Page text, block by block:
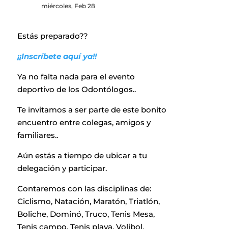
miércoles, Feb 28
Estás preparado??
¡¡Inscríbete aquí ya!!
Ya no falta nada para el evento
deportivo de los Odontólogos..
Te invitamos a ser parte de este bonito
encuentro entre colegas, amigos y
familiares..
Aún estás a tiempo de ubicar a tu
delegación y participar.
Contaremos con las disciplinas de:
Ciclismo, Natación, Maratón, Triatlón,
Boliche, Dominó, Truco, Tenis Mesa,
Tenis campo, Tenis playa, Volibol,